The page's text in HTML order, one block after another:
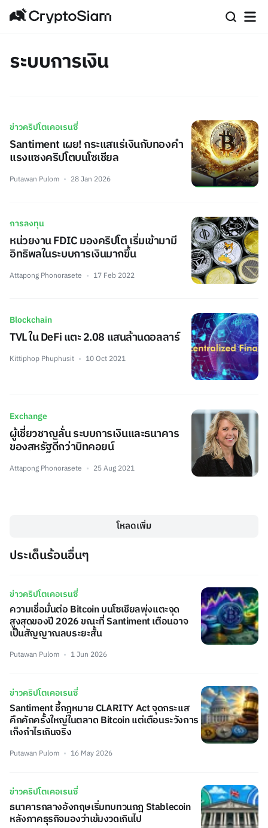
ระบบการเงิน
ข่าวคริปโตเคอเรนซี่
Santiment เผย! กระแสแร่เงินกับทองคำ
แรงแซงคริปโตบนโซเชียล
Putawan Pulom 28 Jan 2026
การลงทุน
หน่วยงาน FDIC มองคริปโต เริ่มเข้ามามี
อิทธิพลในระบบการเงินมากขึ้น
Attapong Phonorasete 17 Feb 2022
Blockchain
TVL ใน DeFi แตะ 2.08 แสนล้านดอลลาร์
Kittiphop Phuphusit 10 Oct 2021
Exchange
ผู้เชี่ยวชาญลั่น ระบบการเงินและธนาคาร
ของสหรัฐดีกว่าบิทคอยน์
Attapong Phonorasete 25 Aug 2021
โหลดเพิ่ม
ประเด็นร้อนอื่นๆ
ข่าวคริปโตเคอเรนซี่
ความเชื่อมั่นต่อ Bitcoin บนโซเชียลพุ่งแตะจุด
สูงสุดของปี 2026 ขณะที่ Santiment เตือนอาจ
เป็นสัญญาณลบระยะสั้น
Putawan Pulom 1 Jun 2026
ข่าวคริปโตเคอเรนซี่
Santiment ชี้กฎหมาย CLARITY Act จุดกระแส
คึกคักครั้งใหญ่ในตลาด Bitcoin แต่เตือนระวังการ
เก็งกำไรเกินจริง
Putawan Pulom 16 May 2026
ข่าวคริปโตเคอเรนซี่
ธนาคารกลางอังกฤษเริ่มทบทวนกฎ Stablecoin
หลังภาคธุรกิจมองว่าเข้มงวดเกินไป